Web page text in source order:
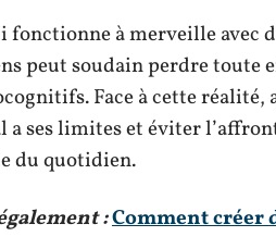
fonctionne à merveille avec
peut soudain perdre toute
Face à cette réalité,
a ses limites et éviter
du quotidien.
:Comment créer